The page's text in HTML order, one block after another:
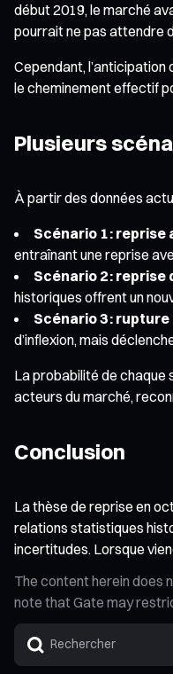
début 2019, le marché
pourrait ne pas attendre
Cependant,
le cheminement effectif
Plusieurs
À partir des données
Scénario 1 : reprise
entraînant une reprise
Scénario 2 :
historiques offrent un
Scénario 3 :
d’inflexion, mais
La probabilité de chaque
acteurs du marché,
Conclusion
La thèse de reprise en
relations statistiques
incertitudes. Lorsque
The content herein does
note that Gate may